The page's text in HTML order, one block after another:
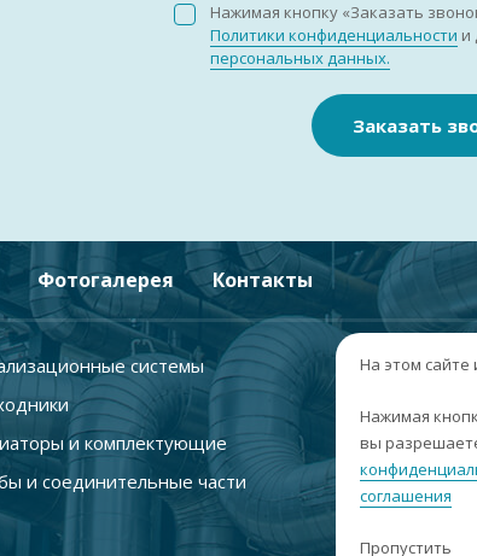
Нажимая кнопку «Заказать
Политики конфиденциальности и
персональных данных.
Заказать
Фотогалерея Контакты
системы
и комплектующие
и соединительные части
На этом сайте
Нажимая
вы
соглашения
Пропустить